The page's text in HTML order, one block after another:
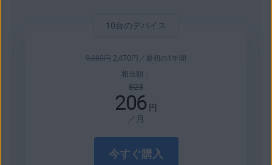
10台のデバイス
9,880円 2,470 円 ／最初の1年間
相当額：
823
206 円
／月
今すぐ購入